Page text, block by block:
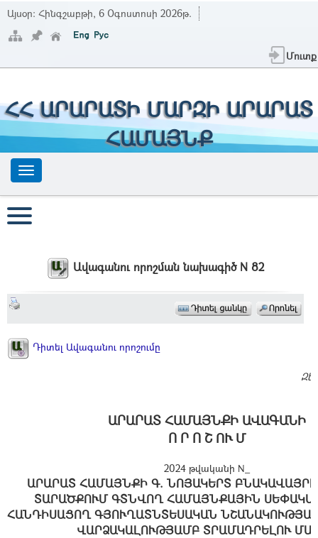
Այսօր: Հինգշաբթի, 6 Օգոստոսի 2026թ.
Մուտք
ՀՀ ԱՐԱՐԱՏԻ ՄԱՐԶԻ ԱՐԱՐԱՏ
ՀԱՄԱՅՆՔ
Ավագանու որոշման նախագիծ N 82
Դիտել Ավագանու որոշումը
ԱՐԱՐԱՏ ՀԱՄԱՅՆՔԻ ԱՎԱԳԱՆԻ
Ո Ր Ո Շ ՈՒ Մ
2024 թվականի N_
ԱՐԱՐԱՏ ՀԱՄԱՅՆՔԻ Գ. ՆՈՅԱԿԵՐՏ
ՏԱՐԱԾՔՈՒՄ ԳՏՆՎՈՂ ՀԱՄԱՅՆՔԱՅԻՆ
ՀԱՆԴԻՍԱՑՈՂ ԳՅՈՒՂԱՏՆՏԵՍԱԿԱՆ
ՎԱՐՁԱԿԱԼՈՒԹՅԱՄԲ ՏՐԱՄԱԴՐԵԼՈՒ